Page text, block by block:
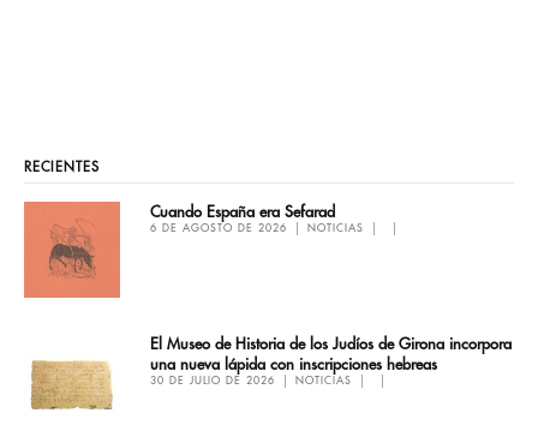
RECIENTES
Cuando España era Sefarad
6 DE AGOSTO DE 2026 NOTICIAS
El Museo de Historia de los Judíos de Girona incorpora
una nueva lápida con inscripciones hebreas
30 DE JULIO DE 2026 NOTICIAS